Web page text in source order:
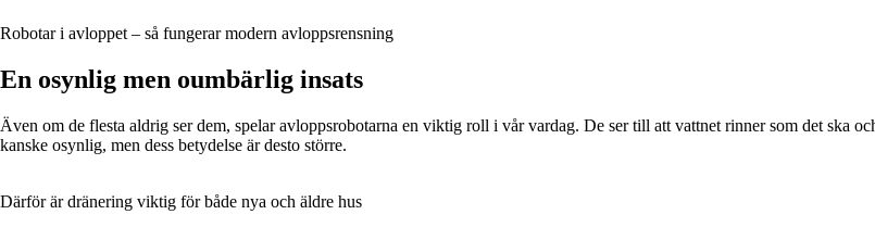
Robotar i avloppet – så fungerar modern avloppsrensning
En osynlig men oumbärlig insats
Även om de flesta aldrig ser dem, spelar avloppsrobotarna en viktig roll i vår vardag. De ser till att vattnet rinner som det ska
kanske osynlig, men dess betydelse är desto större.
Därför är dränering viktig för både nya och äldre hus